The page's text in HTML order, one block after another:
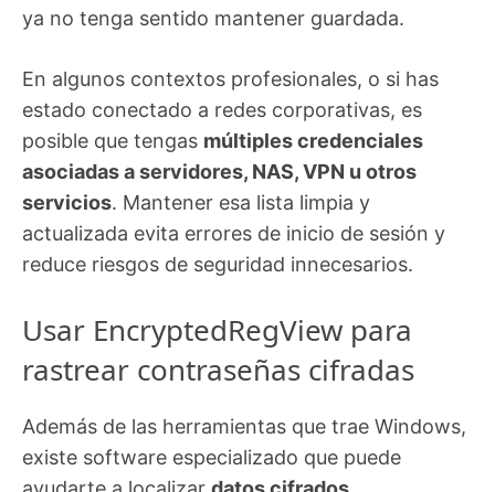
ya no tenga sentido mantener guardada.
En algunos contextos profesionales, o si has
estado conectado a redes corporativas, es
posible que tengas múltiples credenciales
asociadas a servidores, NAS, VPN u otros
servicios. Mantener esa lista limpia y
actualizada evita errores de inicio de sesión y
reduce riesgos de seguridad innecesarios.
Usar EncryptedRegView para
rastrear contraseñas cifradas
Además de las herramientas que trae Windows,
existe software especializado que puede